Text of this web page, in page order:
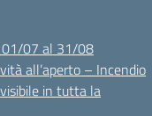
01/07 al 31/08
all’aperto – Incendio
in tutta la